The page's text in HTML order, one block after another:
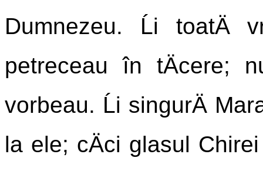
Dumnezeu. Ĺi
petreceau în tÄcere;
vorbeau. Ĺi singurÄ
la ele; cÄci glasul